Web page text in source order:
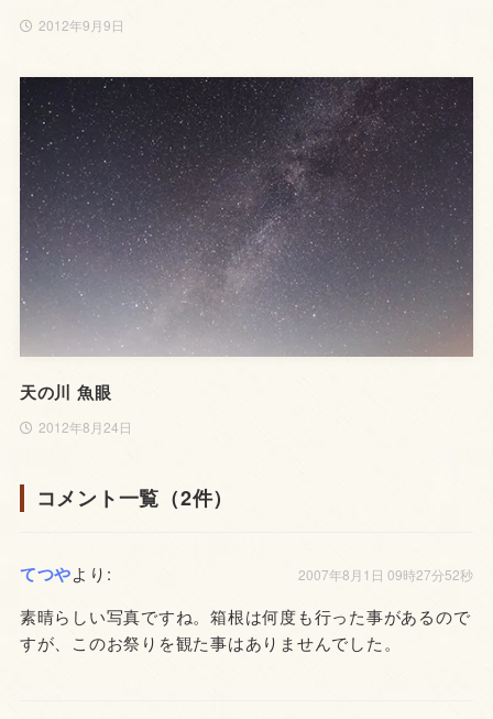
2012年9月9日
天の川 魚眼
2012年8月24日
コメント一覧（2件）
てつやより: 2007年8月1日 09時27分52秒
素晴らしい写真ですね。箱根は何度も行った事があるので
すが、このお祭りを観た事はありませんでした。